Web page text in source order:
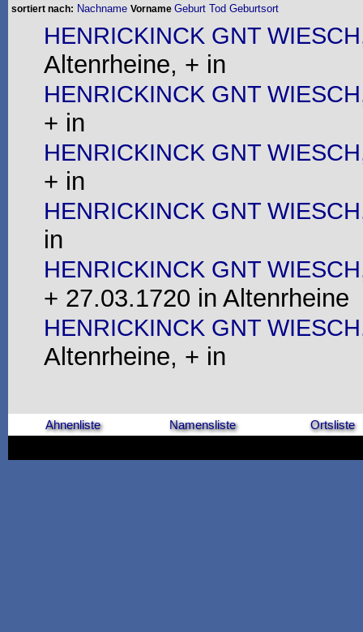
sortiert nach: Nachname Vorname Geburt Tod Geburtsort
HENRICKINCK GNT
Altenrheine, + in
HENRICKINCK GNT
+ in
HENRICKINCK GNT
+ in
HENRICKINCK GNT
in
HENRICKINCK GNT
+ 27.03.1720 in Altenrheine
HENRICKINCK GNT
Altenrheine, + in
Ahnenliste Namensliste Ortsliste